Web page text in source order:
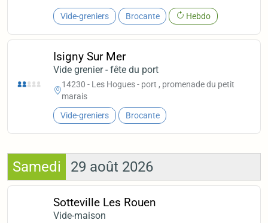
Vide-greniers Brocante Hebdo
Isigny Sur Mer
Vide grenier - fête du port
14230 - Les Hogues - port , promenade du petit
marais
Vide-greniers Brocante
Samedi 29 août 2026
Sotteville Les Rouen
Vide-maison